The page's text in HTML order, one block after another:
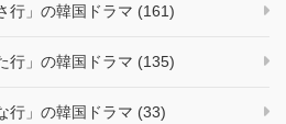
行」の韓国ドラマ (161)
行」の韓国ドラマ (135)
行」の韓国ドラマ (33)